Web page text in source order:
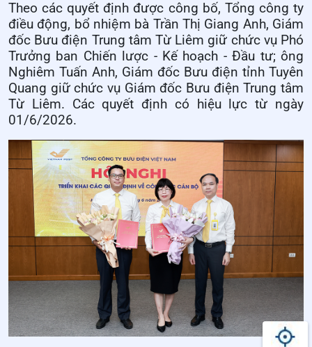
Theo các quyết định được công bố, Tổng công ty
điều động, bổ nhiệm bà Trần Thị Giang Anh, Giám
đốc Bưu điện Trung tâm Từ Liêm giữ chức vụ Phó
Trưởng ban Chiến lược - Kế hoạch - Đầu tư; ông
Nghiêm Tuấn Anh, Giám đốc Bưu điện tỉnh Tuyên
Quang giữ chức vụ Giám đốc Bưu điện Trung tâm
Từ Liêm. Các quyết định có hiệu lực từ ngày
01/6/2026.